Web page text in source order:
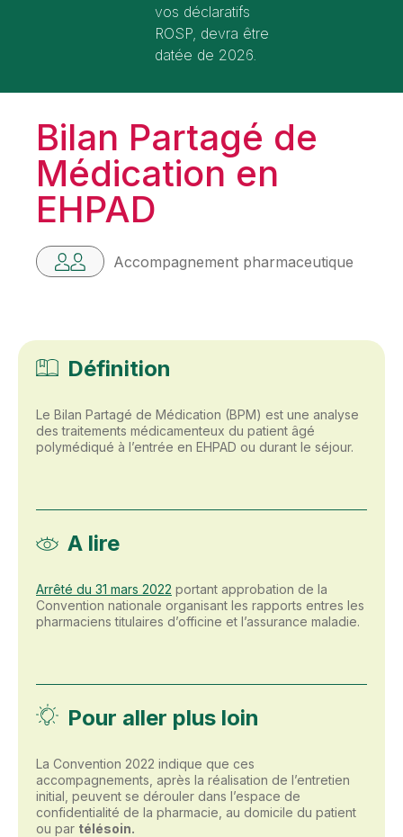
vos déclaratifs
ROSP, devra être
datée de 2026.
Bilan Partagé de
Médication en
EHPAD
Accompagnement pharmaceutique
Définition
Le Bilan Partagé de Médication (BPM) est une analyse
des traitements médicamenteux du patient âgé
polymédiqué à l’entrée en EHPAD ou durant le séjour.
A lire
Arrêté du 31 mars 2022 portant approbation de la
Convention nationale organisant les rapports entres les
pharmaciens titulaires d’officine et l’assurance maladie.
Pour aller plus loin
La Convention 2022 indique que ces
accompagnements, après la réalisation de l’entretien
initial, peuvent se dérouler dans l’espace de
confidentialité de la pharmacie, au domicile du patient
ou par télésoin.